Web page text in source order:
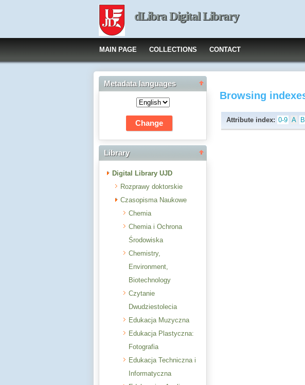
dLibra Digital Library
MAIN PAGE COLLECTIONS CONTACT
Metadata languages
Library
Digital Library UJD
Rozprawy doktorskie
Czasopisma Naukowe
Chemia
Chemia i Ochrona
Środowiska
Chemistry,
Environment,
Biotechnology
Czytanie
Dwudziestolecia
Edukacja Muzyczna
Edukacja Plastyczna:
Fotografia
Edukacja Techniczna i
Informatyczna
Browsing
Attribute index: 0-9 A B